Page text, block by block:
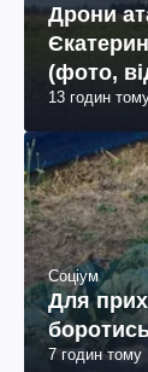
Дрони
(фото,
13 годин
Соціум
Для
7 годин тому